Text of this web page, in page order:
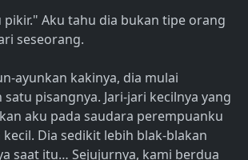
Aku tahu dia bukan tipe orang
seseorang.
ayunkan kakinya, dia mulai
pisangnya. Jari-jari kecilnya yang
aku pada saudara perempuanku
Dia sedikit lebih blak-blakan
saat itu… Sejujurnya, kami berdua